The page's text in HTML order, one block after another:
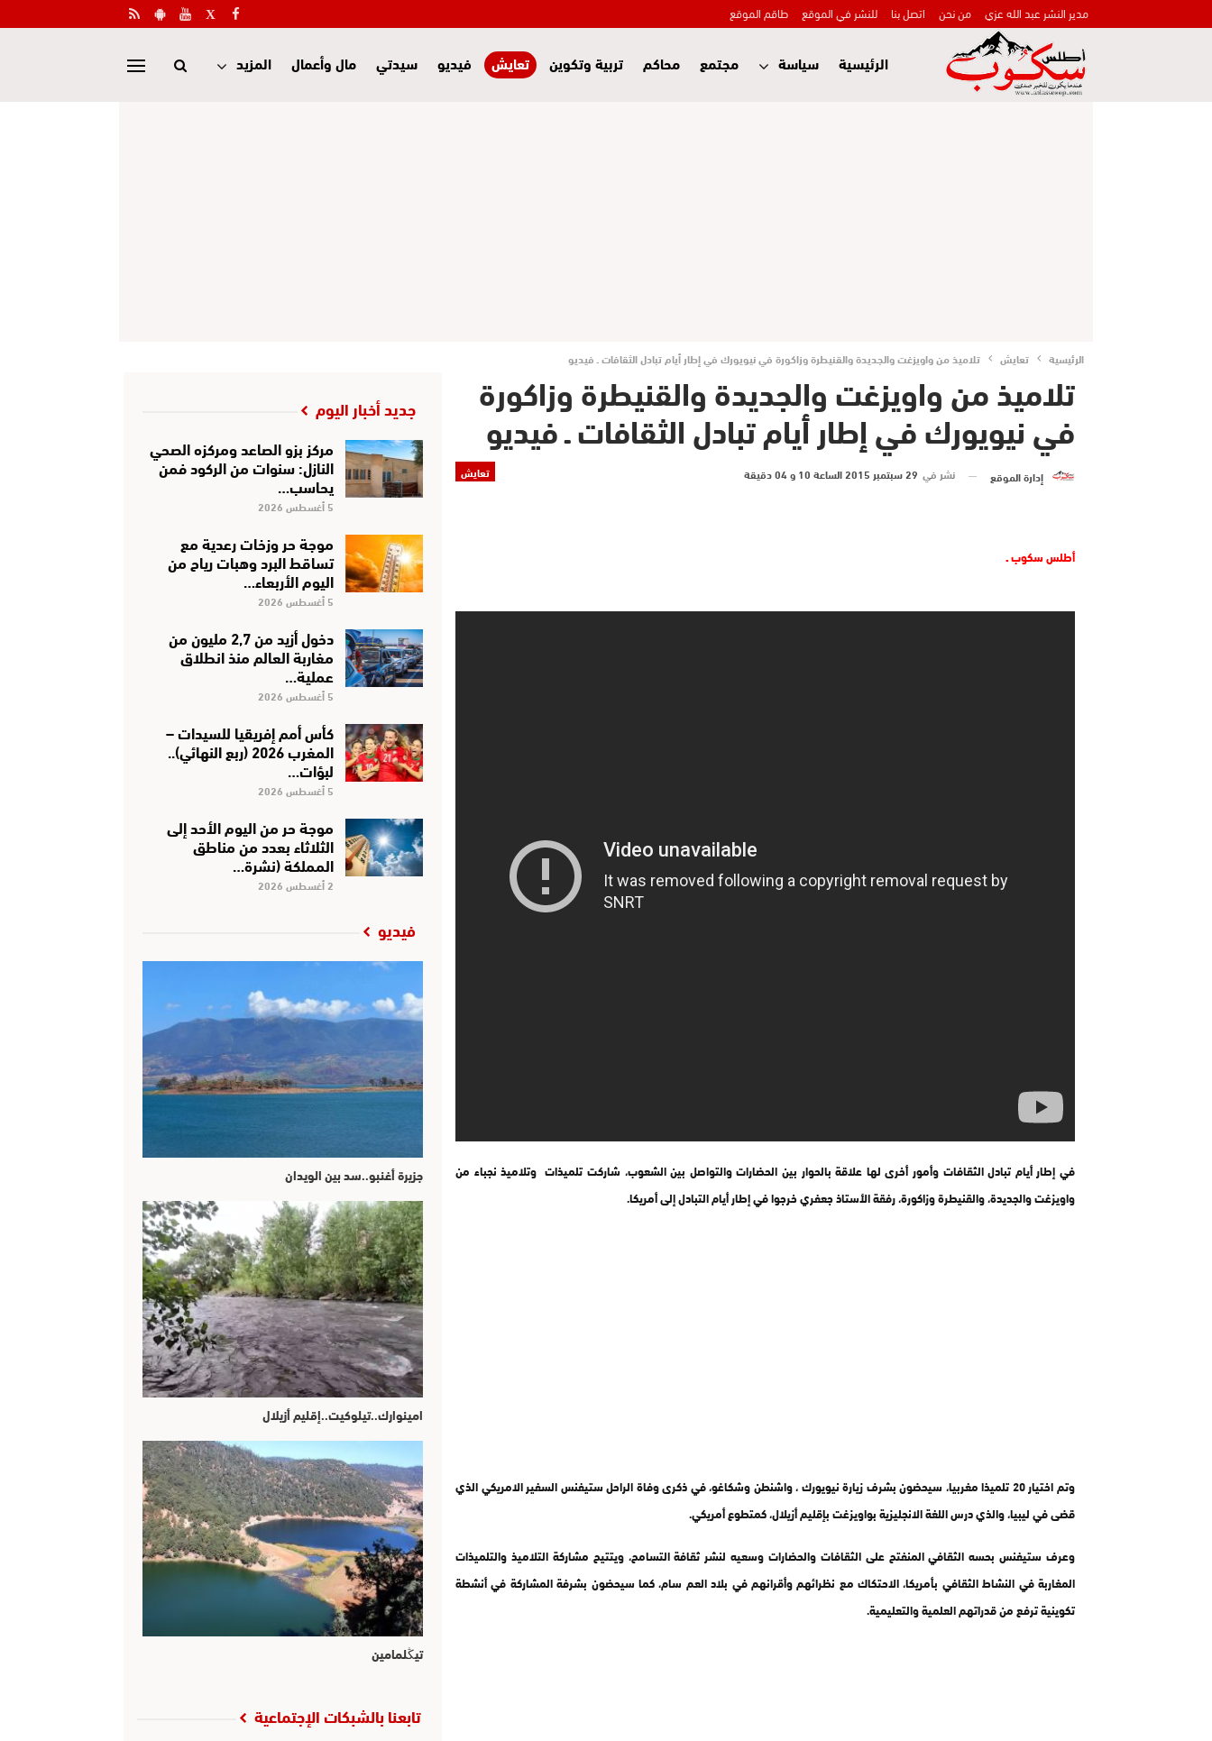
مدير النشر عبد الله عزي من نحن اتصل بنا للنشر في الموقع طاقم الموقع
الرئيسية سياسة مجتمع محاكم تربية وتكوين تعايش فيديو سيدتي مال وأعمال المزيد
الرئيسية تعايش تلاميذ من واويزغت والجديدة والقنيطرة وزاكورة في نيويورك ‎في إطار أيام تبادل الثقافات ـ فيديو
تلاميذ من واويزغت والجديدة والقنيطرة وزاكورة
في نيويورك ‎في إطار أيام تبادل الثقافات ـ فيديو
تعايش إدارة الموقع نشر في 29 سبتمبر 2015 الساعة 10 و 04 دقيقة
أطلس سكوب ـ
‎في إطار أيام تبادل الثقافات وأمور أخرى لها علاقة بالحوار بين الحضارات والتواصل بين الشعوب، شاركت تلميذات وتلاميذ نجباء من
واويزغت والجديدة، والقنيطرة وزاكورة، رفقة الأستاذ جعفري خرجوا في إطار أيام التبادل إلى أمريكا.
وتم اختيار 20 تلميذا مغربيا، سيحضون بشرف زيارة نيويورك ، واشنطن وشكاغو، في ذكرى وفاة الراحل ستيفنس السفير الامريكي الذي
قضى في ليبيا، والذي درس اللغة الانجليزية بواويزغت بإقليم أزيلال، كمتطوع أمريكي.
وعرف ستيفنس بحسه الثقافي المنفتح على الثقافات والحضارات وسعيه لنشر ثقافة التسامح، ويتتيح مشاركة التلاميذ والتلميذات
المغاربة في النشاط الثقافي بأمريكا، الاحتكاك مع نظرائهم وأقرانهم في بلاد العم سام، كما سيحضون بشرفة المشاركة في أنشطة
تكوينية ترفع من قدراتهم العلمية والتعليمية.
جديد أخبار اليوم
مركز بزو الصاعد ومركزه الصحي
النازل: سنوات من الركود فمن
يحاسب…
5 أغسطس 2026
موجة حر وزخات رعدية مع
تساقط البرد وهبات رياح من
اليوم الأربعاء…
5 أغسطس 2026
دخول أزيد من 2,7 مليون من
مغاربة العالم منذ انطلاق
عملية…
5 أغسطس 2026
كأس أمم إفريقيا للسيدات –
المغرب 2026 (ربع النهائي)..
لبؤات…
5 أغسطس 2026
موجة حر من اليوم الأحد إلى
الثلاثاء بعدد من مناطق
المملكة (نشرة…
2 أغسطس 2026
فيديو
جزيرة أغنبو..سد بين الويدان
امينوارك..تيلوكيت..إقليم أزيلال
تيڭلمامين
تابعنا بالشبكات الإجتماعية